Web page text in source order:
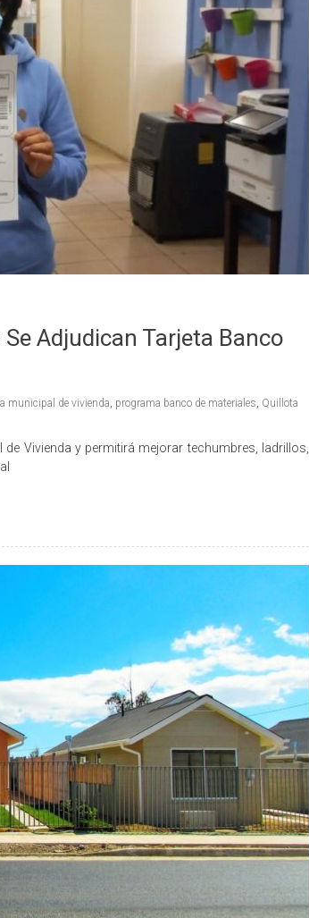
Adjudican Tarjeta Banco
municipal de vivienda, programa banco de materiales, Quillota
Vivienda y permitirá mejorar techumbres, ladrillos,